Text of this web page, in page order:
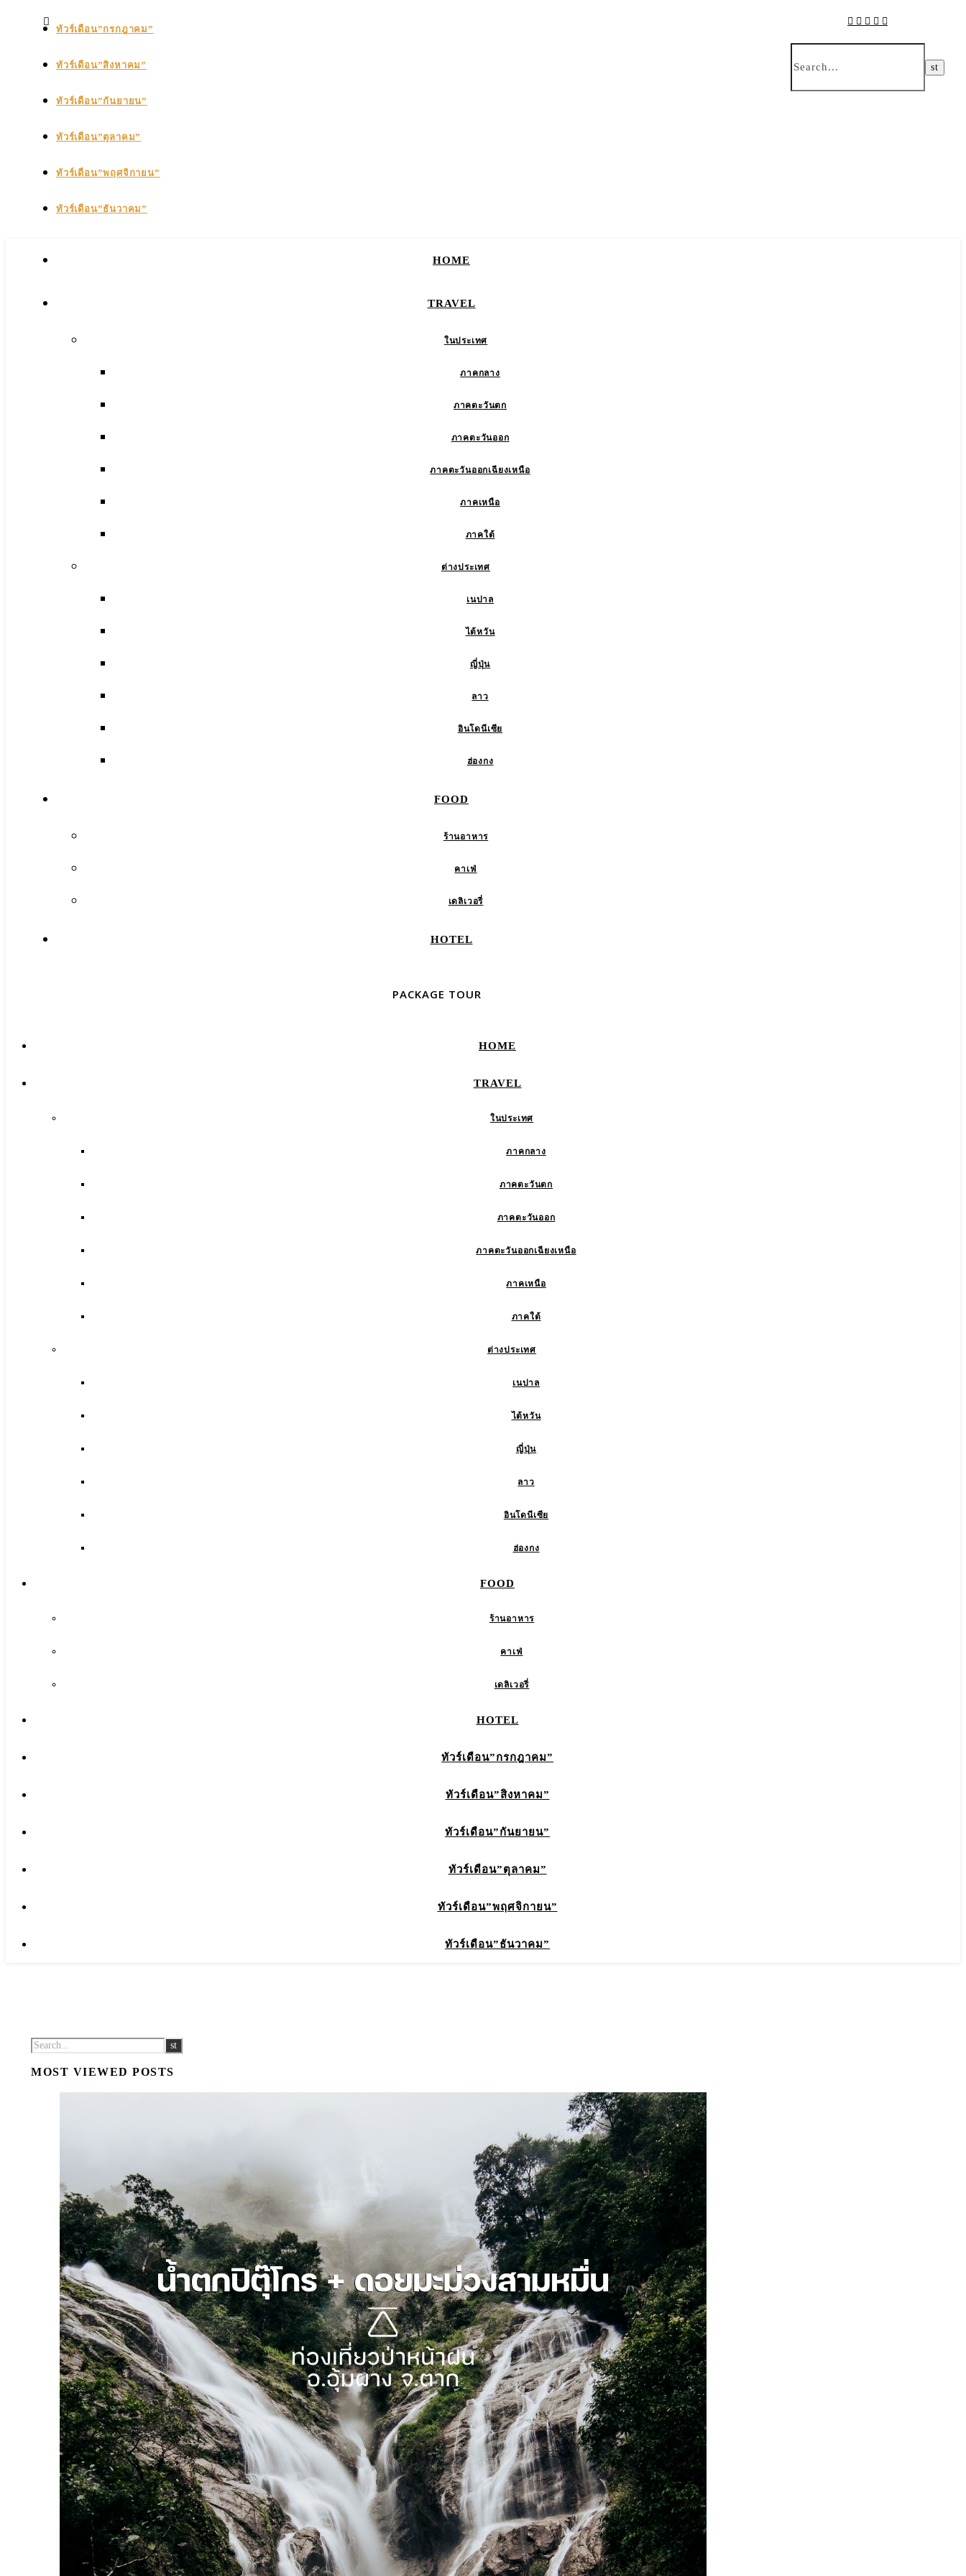
ทัวร์เดือน”กรกฎาคม”
ทัวร์เดือน”สิงหาคม”
ทัวร์เดือน”กันยายน”
ทัวร์เดือน”ตุลาคม”
ทัวร์เดือน”พฤศจิกายน”
ทัวร์เดือน”ธันวาคม”
HOME
TRAVEL
ในประเทศ
ภาคกลาง
ภาคตะวันตก
ภาคตะวันออก
ภาคตะวันออกเฉียงเหนือ
ภาคเหนือ
ภาคใต้
ต่างประเทศ
เนปาล
ไต้หวัน
ญี่ปุ่น
ลาว
อินโดนีเซีย
ฮ่องกง
FOOD
ร้านอาหาร
คาเฟ่
เดลิเวอรี่
HOTEL
PACKAGE TOUR
HOME
TRAVEL
ในประเทศ
ภาคกลาง
ภาคตะวันตก
ภาคตะวันออก
ภาคตะวันออกเฉียงเหนือ
ภาคเหนือ
ภาคใต้
ต่างประเทศ
เนปาล
ไต้หวัน
ญี่ปุ่น
ลาว
อินโดนีเซีย
ฮ่องกง
FOOD
ร้านอาหาร
คาเฟ่
เดลิเวอรี่
HOTEL
ทัวร์เดือน”กรกฎาคม”
ทัวร์เดือน”สิงหาคม”
ทัวร์เดือน”กันยายน”
ทัวร์เดือน”ตุลาคม”
ทัวร์เดือน”พฤศจิกายน”
ทัวร์เดือน”ธันวาคม”
MOST VIEWED POSTS